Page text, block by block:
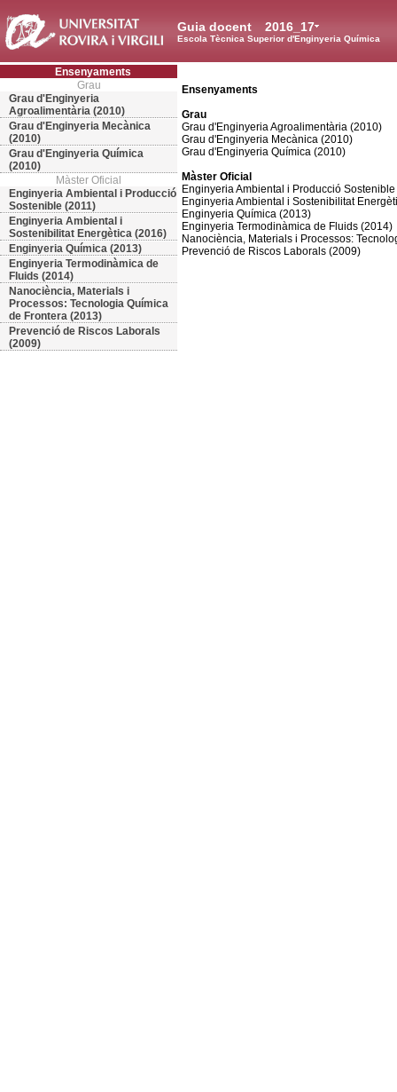
2016_17
Guia docent
Escola Tècnica Superior d'Enginyeria Química
Ensenyaments
Grau
Grau d'Enginyeria
Agroalimentària (2010)
Grau d'Enginyeria Mecànica
(2010)
Grau d'Enginyeria Química
(2010)
Màster Oficial
Enginyeria Ambiental i Producció
Sostenible (2011)
Enginyeria Ambiental i
Sostenibilitat Energètica (2016)
Enginyeria Química (2013)
Enginyeria Termodinàmica de
Fluids (2014)
Nanociència, Materials i
Processos: Tecnologia Química
de Frontera (2013)
Prevenció de Riscos Laborals
(2009)
Ensenyaments
Grau
Grau d'Enginyeria Agroalimentària (2010)
Grau d'Enginyeria Mecànica (2010)
Grau d'Enginyeria Química (2010)
Màster Oficial
Enginyeria Ambiental i Producció
Enginyeria Ambiental i Sostenibilitat
Enginyeria Química (2013)
Enginyeria Termodinàmica de Fluids (2014)
Nanociència, Materials i Processos:
Prevenció de Riscos Laborals (2009)